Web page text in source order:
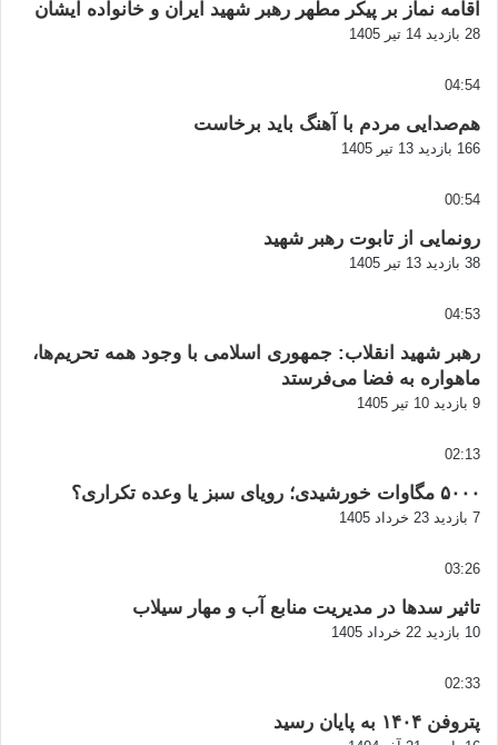
اقامه نماز بر پیکر مطهر رهبر شهید ایران و خانواده ایشان
28 بازدید 14 تیر 1405
04:54
هم‌صدایی مردم با آهنگ باید برخاست
166 بازدید 13 تیر 1405
00:54
رونمایی از تابوت رهبر شهید
38 بازدید 13 تیر 1405
04:53
رهبر شهید انقلاب: جمهوری اسلامی با وجود همه تحریم‌ها،
ماهواره به فضا می‌فرستد
9 بازدید 10 تیر 1405
02:13
۵۰۰۰ مگاوات خورشیدی؛ رویای سبز یا وعده تکراری؟
7 بازدید 23 خرداد 1405
03:26
تاثیر سدها در مدیریت منابع آب و مهار سیلاب
10 بازدید 22 خرداد 1405
02:33
پتروفن ۱۴۰۴ به پایان رسید